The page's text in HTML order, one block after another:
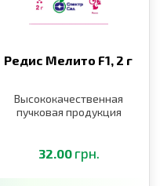
Редис Мелито F1, 2 г
Высококачественная
пучковая продукция
32.00 грн.